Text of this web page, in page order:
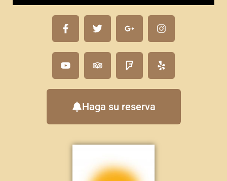
Haga su reserva